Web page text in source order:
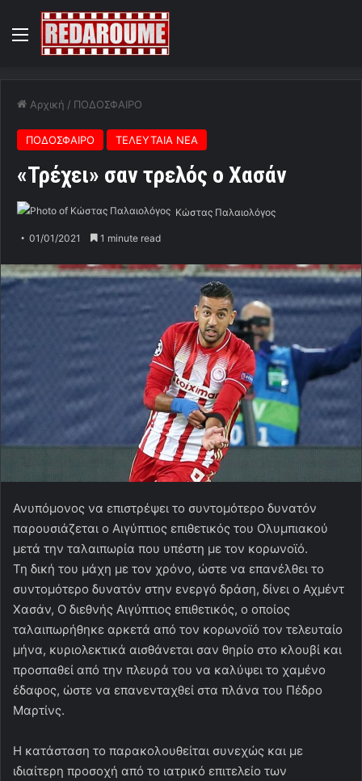
Menu
Αρχική / ΠΟΔΟΣΦΑΙΡΟ
ΠΟΔΟΣΦΑΙΡΟ ΤΕΛΕΥΤΑΙΑ ΝΕΑ
«Τρέχει» σαν τρελός ο Χασάν
Κώστας Παλαιολόγος
01/01/2021 1 minute read
Ανυπόμονος να επιστρέψει το συντομότερο δυνατόν
παρουσιάζεται ο Αιγύπτιος επιθετικός του Ολυμπιακού
μετά την ταλαιπωρία που υπέστη με τον κορωνοϊό.
Τη δική του μάχη με τον χρόνο, ώστε να επανέλθει το
συντομότερο δυνατόν στην ενεργό δράση, δίνει ο Αχμέντ
Χασάν, Ο διεθνής Αιγύπτιος επιθετικός, ο οποίος
ταλαιπωρήθηκε αρκετά από τον κορωνοϊό τον τελευταίο
μήνα, κυριολεκτικά αισθάνεται σαν θηρίο στο κλουβί και
προσπαθεί από την πλευρά του να καλύψει το χαμένο
έδαφος, ώστε να επανενταχθεί στα πλάνα του Πέδρο
Μαρτίνς.
Η κατάσταση το παρακολουθείται συνεχώς και με
ιδιαίτερη προσοχή από το ιατρικό επιτελείο των